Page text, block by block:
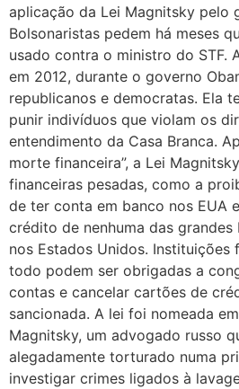
aplicação da Lei Magnitsky pelo
Bolsonaristas pedem há meses
usado contra o ministro do STF.
em 2012, durante o governo
republicanos e democratas. Ela
punir indivíduos que violam os
entendimento da Casa Branca.
morte financeira”, a Lei
financeiras pesadas, como a
de ter conta em banco nos EUA
crédito de nenhuma das grandes
nos Estados Unidos. Instituições
todo podem ser obrigadas a
contas e cancelar cartões de
sancionada. A lei foi nomeada
Magnitsky, um advogado russo
alegadamente torturado numa
investigar crimes ligados à